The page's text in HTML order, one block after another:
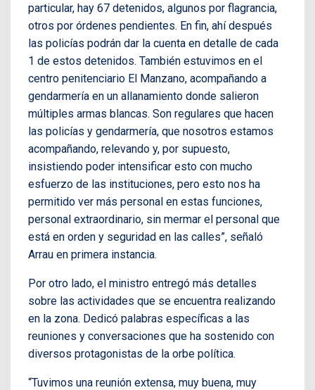
particular, hay 67 detenidos, algunos por flagrancia,
otros por órdenes pendientes. En fin, ahí después
las policías podrán dar la cuenta en detalle de cada
1 de estos detenidos. También estuvimos en el
centro penitenciario El Manzano, acompañando a
gendarmería en un allanamiento donde salieron
múltiples armas blancas. Son regulares que hacen
las policías y gendarmería, que nosotros estamos
acompañando, relevando y, por supuesto,
insistiendo poder intensificar esto con mucho
esfuerzo de las instituciones, pero esto nos ha
permitido ver más personal en estas funciones,
personal extraordinario, sin mermar el personal que
está en orden y seguridad en las calles”, señaló
Arrau en primera instancia.
Por otro lado, el ministro entregó más detalles
sobre las actividades que se encuentra realizando
en la zona. Dedicó palabras específicas a las
reuniones y conversaciones que ha sostenido con
diversos protagonistas de la orbe política.
“Tuvimos una reunión extensa, muy buena, muy